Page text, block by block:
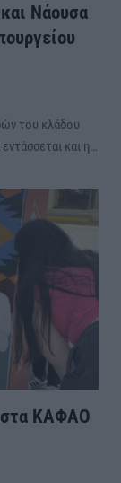
Νάουσα
του κλάδου
και η…
στα ΚΑΦΑΟ